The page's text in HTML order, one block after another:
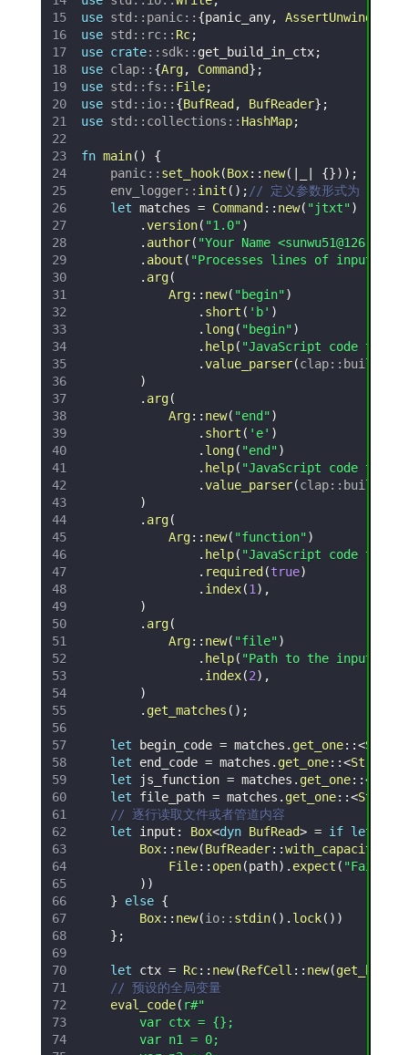
use std :: panic:: {panic_any, AssertUnwindSafe
use std :: rc:: Rc;
use crate:: sdk:: get_build_in_ctx;
use clap:: {Arg, Command} ;
use std :: fs :: File;
use std :: io:: {BufRead , BufReader} ;
use std :: collections :: HashMap;
fn main( )
{
panic:: set_hook(Box:: new( {}) ) ;
env_logger:: init ( ) ; // 定义参数形式为
let matches = Command :: new( "jtxt")
.version( "1.0")
. author( "Your Name <sunwu51@126.com
. about ( "Processes lines of input
. arg(
Arg:: new( "begin")
. short ( 'b' )
. long( "begin")
. help( "JavaScript code to
.value_parser(clap:: builder
)
. arg(
Arg:: new( "end")
. short ( 'e' )
. long( "end")
. help( "JavaScript code to
.value_parser(clap:: builder
)
. arg(
Arg:: new( "function")
. help( "JavaScript code to
. required (true)
. index(1 ) ,
)
. arg(
Arg:: new( "file")
. help( "Path to the input
. index(2) ,
)
. get_matches ( ) ;
let begin_code = matches . get_one::<String
let end_code = matches . get_one::<String
let js_function = matches . get_one::<
let file_path = matches . get_one::<String
// 逐行读取文件或者管道内容
let input : Box<dyn BufRead> = if let
Box:: new(BufReader::with_capacity
File:: open(path) . expect ( "Failed
) )
}
else {
Box:: new(io:: stdin( ) . lock( ) )
} ;
let ctx = Rc:: new(RefCell :: new(
// 预设的全局变量
eval_code(